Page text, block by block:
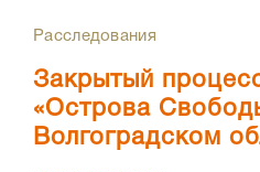
Расследования
Закрытый
«Острова
Волгоградском